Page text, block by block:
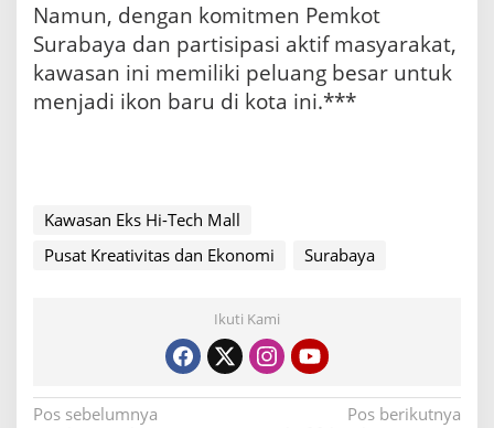
Namun, dengan komitmen Pemkot
Surabaya dan partisipasi aktif masyarakat,
kawasan ini memiliki peluang besar untuk
menjadi ikon baru di kota ini.***
Kawasan Eks Hi-Tech Mall
Pusat Kreativitas dan Ekonomi
Surabaya
Ikuti Kami
N
Pos sebelumnya
Pos berikutnya